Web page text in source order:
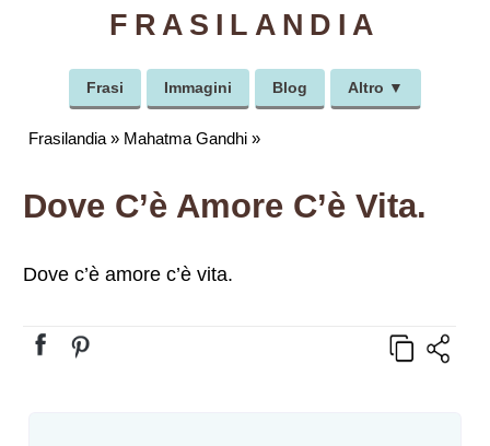
FRASILANDIA
Frasi Immagini Blog Altro ▼
Frasilandia » Mahatma Gandhi »
Dove C’è Amore C’è Vita.
Dove c’è amore c’è vita.